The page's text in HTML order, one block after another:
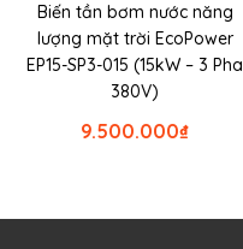
Biến tần bơm nước năng
lượng mặt trời EcoPower
EP15-SP3-015 (15kW – 3 Pha
380V)
₫
9.500.000